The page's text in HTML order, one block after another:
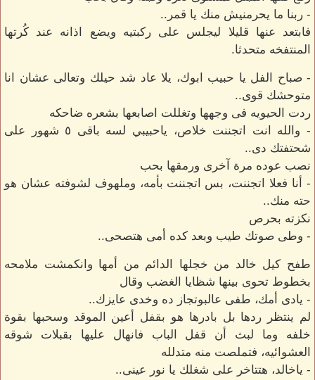
- ربنا ما يحرمنيش منك يا قمر..
فابتعد عنها قليلا ليجلس على ركبتيه ويضع اذانه عند كُرتها
المنتفخه متحدثا.
- صباح الفل يا حبيب ابوك، يلا عاد شد حيلك وتعالى عشان انا
متوحشك قوى..
ردت الحيويه فى وجهها وتغللت اصابعها بشعره ضاحكه
- والله انت اتجننت خلاص، ياحبيبي لسه باقى ٥ شهور على
شحتفتك دى..
نصب عوده مرة آخرى ورمقها بحب
- أنا فعلا اتجننت، بس اتجننت بأمه، وملهوف لشوفته عشان هو
حته منك..
نكزته بحرص
- وطى صوتك طيب وبعد كده أمى هتصحى..
طفح كيل خالد من خجلها الدائم من أمها وانكمشت ملامحه
بخطوط تحوى بينها شظايا الغضب وقال
- يادى أمك، طفى عالبوتجاز ده وخدى عايزك..
لم ينتظر ردها بل بادرها هو بقفل أعين الموقد وسحبها بقوة
خلفه وما لبث أن قفل الباب فانهال عليها بقبلات شوقه
العشوائيه، فتملصت منه متدلله
- ياخالد، هتتاخر على شغلك يا نور عينى..